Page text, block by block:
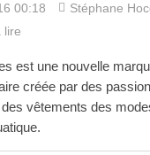
00:18
Stéphane
lire
est une nouvelle
créée par des
vêtements des